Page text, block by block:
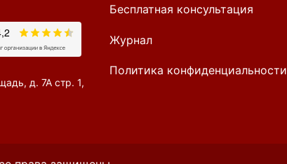
д. 7А стр. 1,
Бесплатная консультация
Журнал
Политика конфиденциальности